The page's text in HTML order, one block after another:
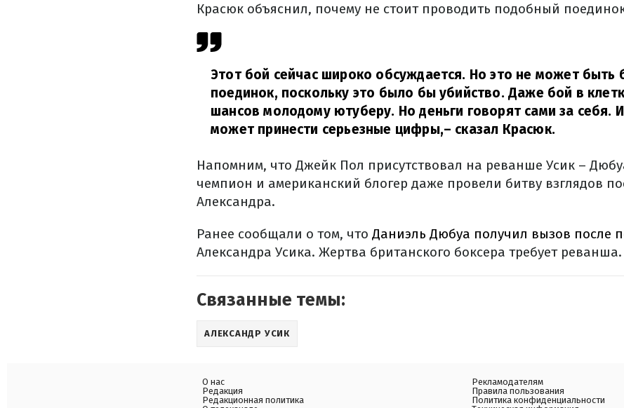
Красюк объяснил, почему не стоит проводить подобный
Этот бой сейчас широко обсуждается. Но это не может быть
поединок, поскольку это было бы убийство. Даже бой в
шансов молодому ютуберу. Но деньги говорят сами за себя.
может принести серьезные цифры,– сказал Красюк.
Напомним, что Джейк Пол присутствовал на реванше Усик –
чемпион и американский блогер даже провели битву взглядов
Александра.
Ранее сообщали о том, что Даниэль Дюбуа получил вызов после
Александра Усика. Жертва британского боксера требует реванша.
Связанные темы:
АЛЕКСАНДР УСИК
О нас
Редакция
Редакционная политика
Рекламодателям
Правила пользования
Политика конфиденциальности